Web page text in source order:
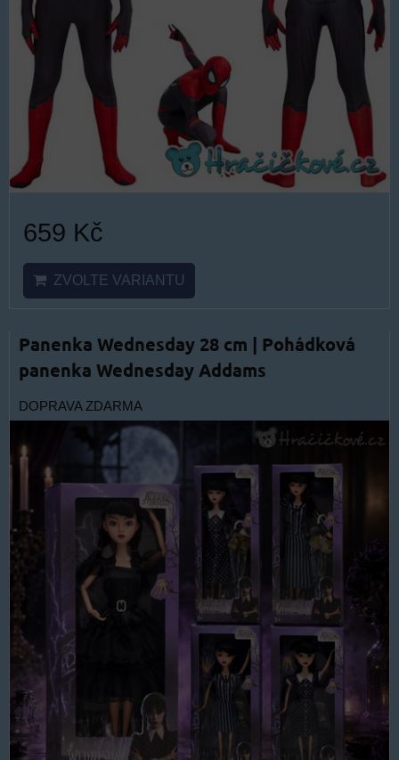
659 Kč
ZVOLTE VARIANTU
Panenka Wednesday 28 cm | Pohádková
panenka Wednesday Addams
DOPRAVA ZDARMA